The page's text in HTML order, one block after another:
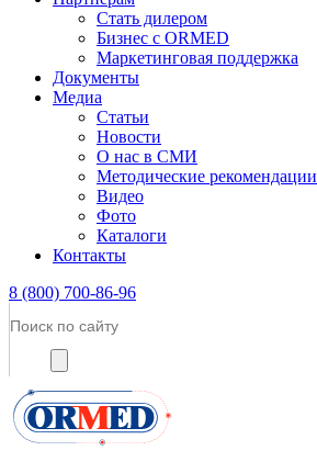
Стать дилером
Бизнес с ORMED
Маркетинговая поддержка
Документы
Медиа
Статьи
Новости
О нас в СМИ
Методические рекомендации
Видео
Фото
Каталоги
Контакты
8 (800) 700-86-96